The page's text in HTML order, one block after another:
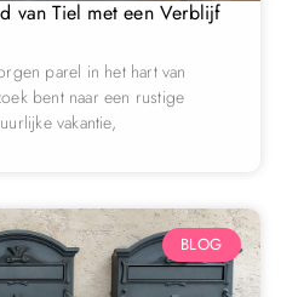
van Tiel met een Verblijf
parel in het hart van
bent naar een rustige
vakantie,
BLOG